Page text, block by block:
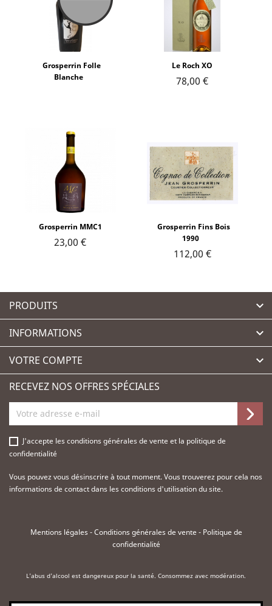
Grosperrin Folle
Blanche
Le Roch XO
78,00 €
Grosperrin MMC1
23,00 €
Grosperrin Fins Bois
1990
112,00 €
PRODUITS 
INFORMATIONS 
VOTRE COMPTE 
RECEVEZ NOS OFFRES SPÉCIALES
J'accepte lesconditions générales de vente et la politique de
confidentialité
Vous pouvez vous désinscrire à tout moment. Vous trouverez pour cela nos
informations de contact dans les conditions d'utilisation du site.
Mentions légales-Conditions générales de vente - Politique de
confidentialité
L'abus d'alcool est dangereux pour la santé. Consommez avec modération.